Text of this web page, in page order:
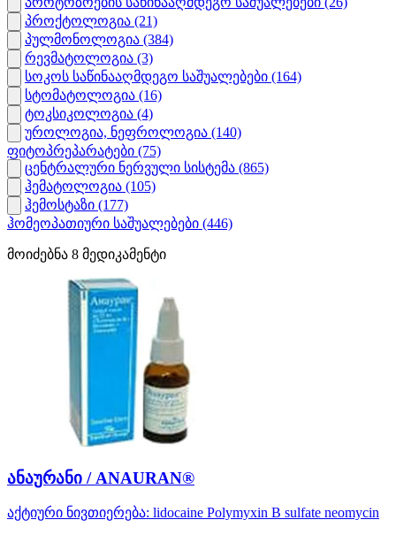
პროქტოლოგია (21)
პულმონოლოგია (384)
რევმატოლოგია (3)
სოკოს საწინააღმდეგო საშუალებები (164)
სტომატოლოგია (16)
ტოკსიკოლოგია (4)
უროლოგია, ნეფროლოგია (140)
ფიტოპრეპარატები (75)
ცენტრალური ნერვული სისტემა (865)
ჰემატოლოგია (105)
ჰემოსტაზი (177)
ჰომეოპათიური საშუალებები (446)
მოიძებნა 8 მედიკამენტი
ანაურანი / ANAURAN®
აქტიური ნივთიერება: lidocaine Polymyxin B sulfate neomycin